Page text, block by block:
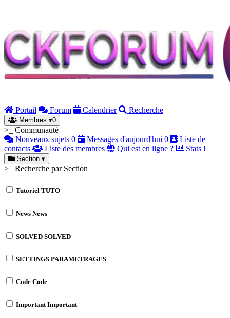
Portail Forum Calendrier Recherche
Membres ▾0
>_ Communauté
Nouveaux sujets 0 Messages d'aujourd'hui 0
Liste de
contacts
Liste des membres Qui est en ligne ? Stats !
Section ▾
>_ Recherche par Section
Tutoriel TUTO
News News
SOLVED SOLVED
SETTINGS PARAMETRAGES
Code Code
ImportantImportant